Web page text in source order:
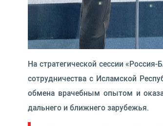
На стратегической сессии
сотрудничества с Исламской
обмена врачебным опытом и
дальнего и ближнего зарубежья.